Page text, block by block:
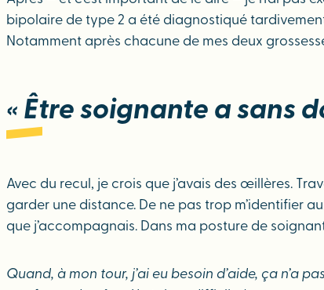
bipolaire de type 2 a été diagnostiqué
Notamment après chacune de mes deux
« Être soignante a sans
Avec du recul, je crois que j’avais des œillères.
garder une distance. De ne pas trop m’identifier
que j’accompagnais. Dans ma posture de
Quand, à mon tour, j’ai eu besoin d’aide, ça n’a